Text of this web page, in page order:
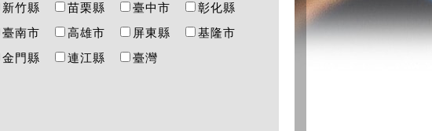
新竹縣 苗栗縣 臺中市
彰化縣
臺南市 高雄市 屏東縣
基隆市
金門縣 連江縣 臺灣